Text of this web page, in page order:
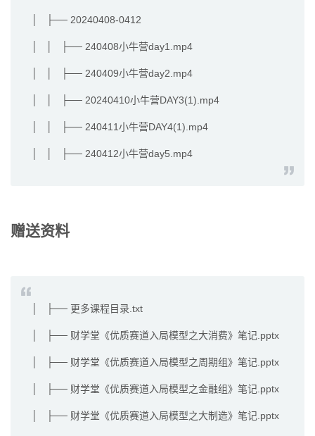
│ ├── 20240408-0412
│ │ ├── 240408小牛营day1.mp4
│ │ ├── 240409小牛营day2.mp4
│ │ ├── 20240410小牛营DAY3(1).mp4
│ │ ├── 240411小牛营DAY4(1).mp4
│ │ ├── 240412小牛营day5.mp4
赠送资料
│ ├── 更多课程目录.txt
│ ├── 财学堂《优质赛道入局模型之大消费》笔记.pptx
│ ├── 财学堂《优质赛道入局模型之周期组》笔记.pptx
│ ├── 财学堂《优质赛道入局模型之金融组》笔记.pptx
│ ├── 财学堂《优质赛道入局模型之大制造》笔记.pptx